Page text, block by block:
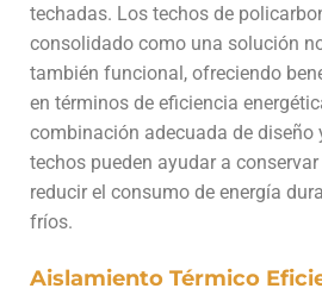
techadas. Los techos de
consolidado como una solución
también funcional, ofreciendo
en términos de eficiencia
combinación adecuada de diseño
techos pueden ayudar a
reducir el consumo de energía
fríos.
Aislamiento Térmico